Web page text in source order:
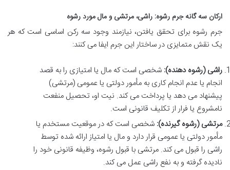
ارکان سه گانه جرم رشوه: راشی، مرتشی و مال مورد رشوه
جرم رشوه برای تحقق یافتن، نیازمند وجود سه رکن اساسی است که هر
یک نقش متمایزی در ساختار این جرم ایفا می کنند:
راشی (رشوه دهنده): شخصی است که مال یا امتیازی را به قصد
انجام یا عدم انجام کاری به مأمور دولتی یا عمومی (مرتشی)
پیشنهاد می دهد یا پرداخت می کند. نیت او، تحصیل منفعت
نامشروع یا فرار از تکلیف قانونی است.
مرتشی (رشوه گیرنده): شخصی است که در موقعیت مستخدم یا
مأمور دولتی یا عمومی قرار دارد و مال یا امتیاز ارائه شده توسط
راشی را قبول می کند. مرتشی با قبول رشوه، وظیفه قانونی خود را
نادیده گرفته و به نفع راشی عمل می کند.